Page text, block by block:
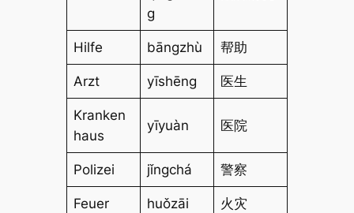
g
Hilfe bāngzhù 帮助
Arzt yīshēng 医生
Kranken
haus
yīyuàn 医院
Polizei jǐngchá 警察
Feuer huǒzāi 火灾